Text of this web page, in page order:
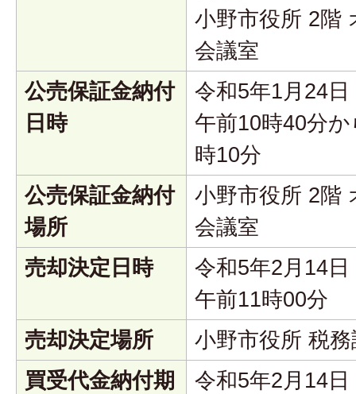
小野市役所 2階
会議室
公売保証金納付
日時
令和5年1月24日
午前10時40分
時10分
公売保証金納付
場所
小野市役所 2階
会議室
売却決定日時
令和5年2月14日
午前11時00分
売却決定場所
小野市役所 税務
買受代金納付期
令和5年2月14日